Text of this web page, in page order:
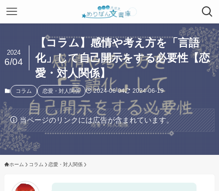
【コラム】感情や考え方を「言語
化」して自己開示をする必要性【恋
愛・対人関係】
2024
6/04
コラム 恋愛・対人関係 2024-06-04 2024-06-19
当ページのリンクには広告が含まれています。
ホーム コラム 恋愛・対人関係